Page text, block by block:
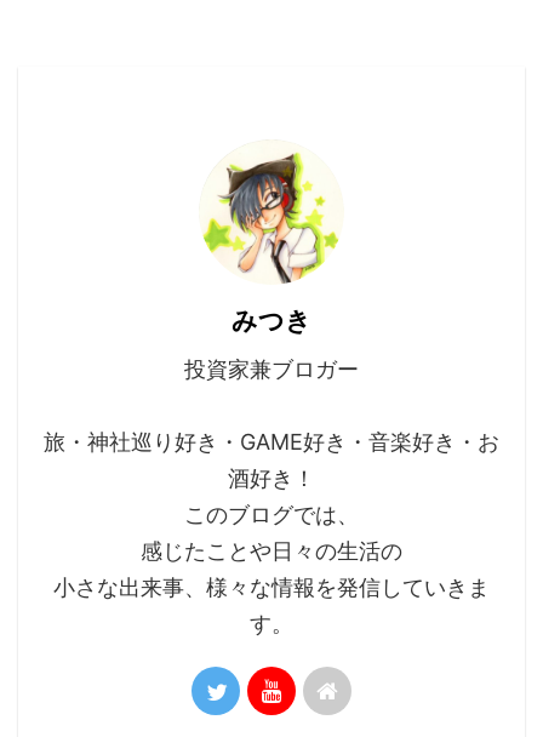
みつき
投資家兼ブロガー
旅・神社巡り好き・GAME好き・音楽好き・お
酒好き！
このブログでは、
感じたことや日々の生活の
小さな出来事、様々な情報を発信していきま
す。